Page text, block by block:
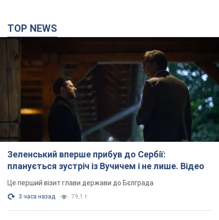
TOP NEWS
Зеленський вперше прибув до Сербії:
планується зустріч із Вучичем і не лише. Відео
Це перший візит глави держави до Бєлграда
3 часа назад 79,1 т.